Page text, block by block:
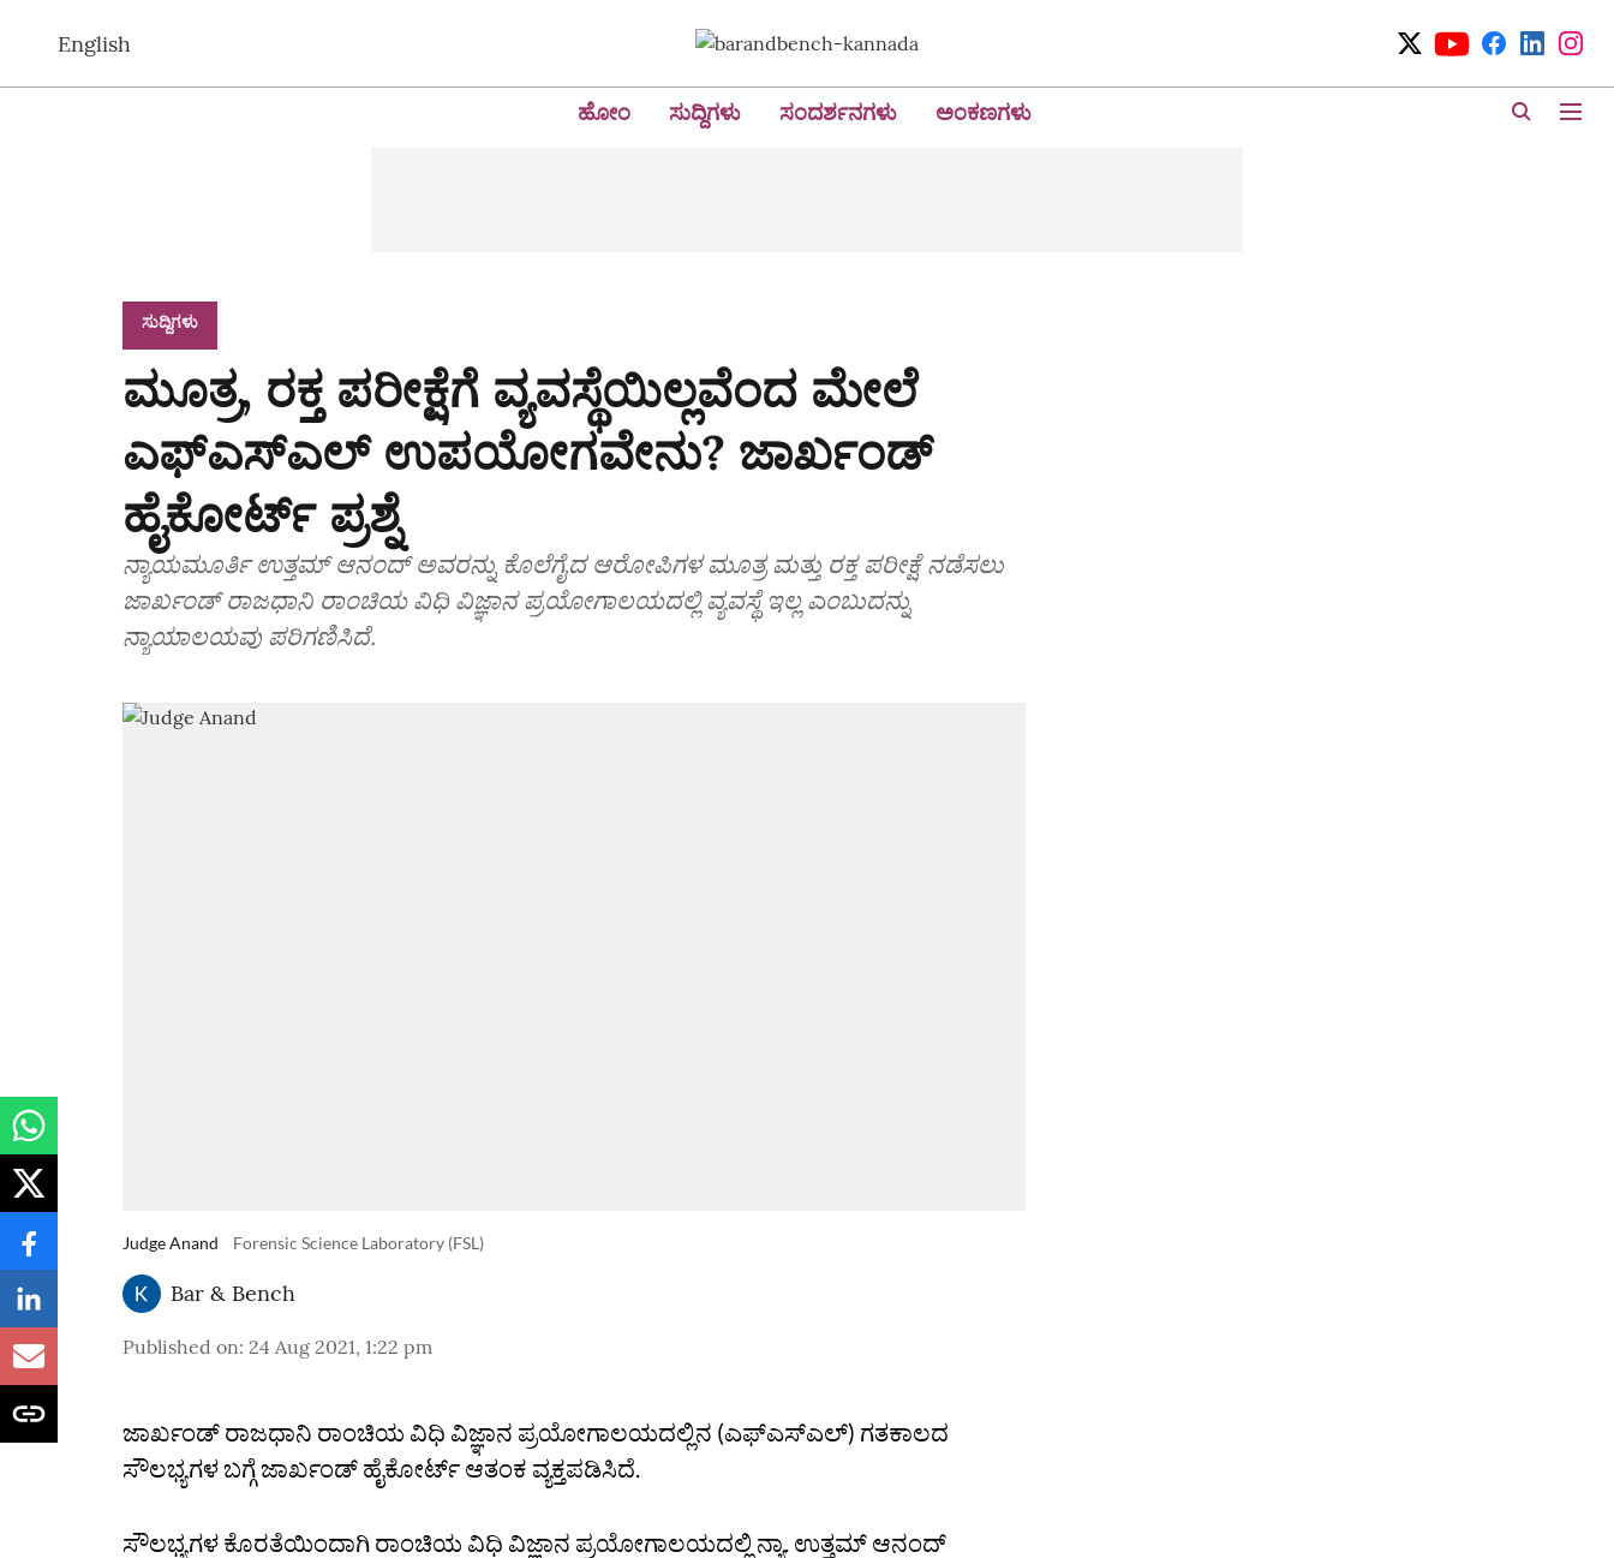
English
ಹೋಂ ಸುದ್ದಿಗಳು ಸಂದರ್ಶನಗಳು ಅಂಕಣಗಳು
ಸುದ್ದಿಗಳು
ಮೂತ್ರ, ರಕ್ತ ಪರೀಕ್ಷೆಗೆ ವ್ಯವಸ್ಥೆಯಿಲ್ಲವೆಂದ ಮೇಲೆ
ಎಫ್‌ಎಸ್‌ಎಲ್ ಉಪಯೋಗವೇನು? ಜಾರ್ಖಂಡ್‌
ಹೈಕೋರ್ಟ್‌ ಪ್ರಶ್ನೆ
ನ್ಯಾಯಮೂರ್ತಿ ಉತ್ತಮ್‌ ಆನಂದ್‌ ಅವರನ್ನು ಕೊಲೆಗೈದ ಆರೋಪಿಗಳ ಮೂತ್ರ ಮತ್ತು ರಕ್ತ ಪರೀಕ್ಷೆ ನಡೆಸಲು
ಜಾರ್ಖಂಡ್‌ ರಾಜಧಾನಿ ರಾಂಚಿಯ ವಿಧಿ ವಿಜ್ಞಾನ ಪ್ರಯೋಗಾಲಯದಲ್ಲಿ ವ್ಯವಸ್ಥೆ ಇಲ್ಲ ಎಂಬುದನ್ನು
ನ್ಯಾಯಾಲಯವು ಪರಿಗಣಿಸಿದೆ.
Judge Anand Forensic Science Laboratory (FSL)
Bar & Bench
Published on: 24 Aug 2021, 1:22 pm
ಜಾರ್ಖಂಡ್‌ ರಾಜಧಾನಿ ರಾಂಚಿಯ ವಿಧಿ ವಿಜ್ಞಾನ ಪ್ರಯೋಗಾಲಯದಲ್ಲಿನ (ಎಫ್‌ಎಸ್‌ಎಲ್‌) ಗತಕಾಲದ
ಸೌಲಭ್ಯಗಳ ಬಗ್ಗೆ ಜಾರ್ಖಂಡ್‌ ಹೈಕೋರ್ಟ್‌ ಆತಂಕ ವ್ಯಕ್ತಪಡಿಸಿದೆ.
ಸೌಲಭ್ಯಗಳ ಕೊರತೆಯಿಂದಾಗಿ ರಾಂಚಿಯ ವಿಧಿ ವಿಜ್ಞಾನ ಪ್ರಯೋಗಾಲಯದಲ್ಲಿ ನ್ಯಾ. ಉತ್ತಮ್‌ ಆನಂದ್‌